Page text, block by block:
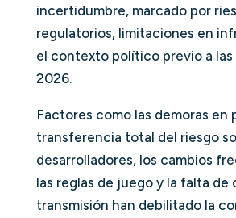
incertidumbre, marcado por
regulatorios, limitaciones en
el contexto político previo a
2026.
Factores como las demoras en
transferencia total del riesgo
desarrolladores, los cambios
las reglas de juego y la falta de
transmisión han debilitado la